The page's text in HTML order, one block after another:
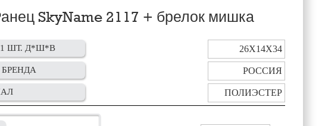
SkyName 2117 + брелок мишка
1 ШТ. Д*Ш*В 26Х14Х34
РОССИЯ
ПОЛИЭСТЕР